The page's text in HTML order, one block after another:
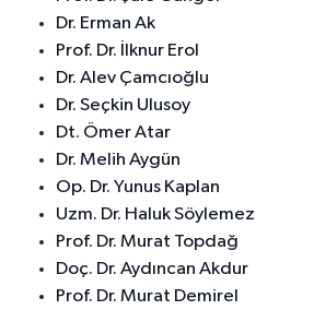
Dr. Erman Ak
Prof. Dr. İlknur Erol
Dr. Alev Çamcıoğlu
Dr. Seçkin Ulusoy
Dt. Ömer Atar
Dr. Melih Aygün
Op. Dr. Yunus Kaplan
Uzm. Dr. Haluk Söylemez
Prof. Dr. Murat Topdağ
Doç. Dr. Aydıncan Akdur
Prof. Dr. Murat Demirel